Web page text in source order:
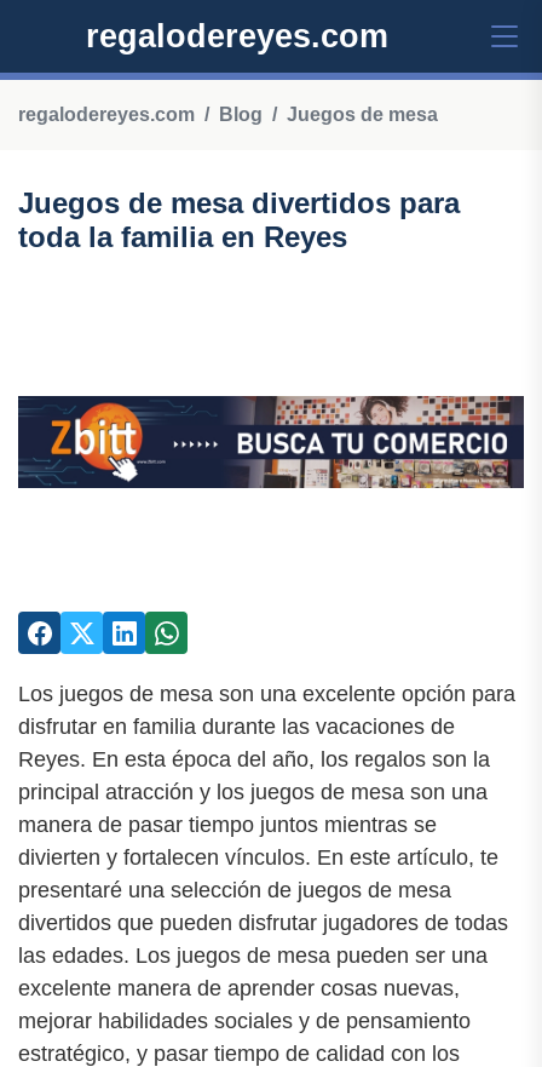
regalodereyes.com
regalodereyes.com Blog Juegos de mesa
Juegos de mesa divertidos para
toda la familia en Reyes
Los juegos de mesa son una excelente opción para
disfrutar en familia durante las vacaciones de
Reyes. En esta época del año, los regalos son la
principal atracción y los juegos de mesa son una
manera de pasar tiempo juntos mientras se
divierten y fortalecen vínculos. En este artículo, te
presentaré una selección de juegos de mesa
divertidos que pueden disfrutar jugadores de todas
las edades. Los juegos de mesa pueden ser una
excelente manera de aprender cosas nuevas,
mejorar habilidades sociales y de pensamiento
estratégico, y pasar tiempo de calidad con los